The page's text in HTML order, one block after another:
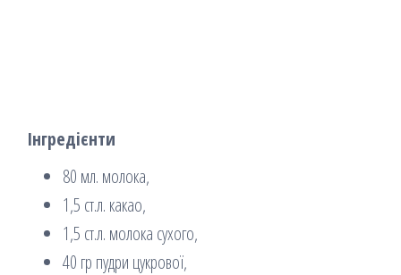
Інгредієнти
80 мл. молока,
1,5 ст.л. какао,
1,5 ст.л. молока сухого,
40 гр пудри цукрової,